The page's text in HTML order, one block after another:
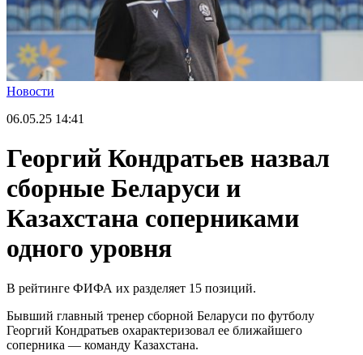
Новости
06.05.25 14:41
Георгий Кондратьев назвал
сборные Беларуси и
Казахстана соперниками
одного уровня
В рейтинге ФИФА их разделяет 15 позиций.
Бывший главный тренер сборной Беларуси по футболу
Георгий Кондратьев охарактеризовал ее ближайшего
соперника — команду Казахстана.